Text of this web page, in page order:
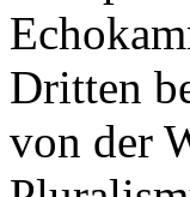
Dritten
von der